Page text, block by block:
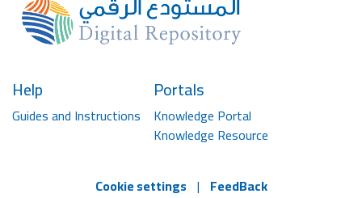
Help
Guides and Instructions
Portals
Knowledge Portal
Knowledge Resource
Cookie settings | FeedBack